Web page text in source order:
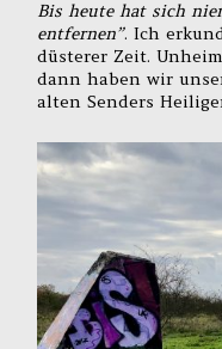
Bis heute hat sich
entfernen”. Ich
düsterer Zeit.
dann haben wir
alten Senders